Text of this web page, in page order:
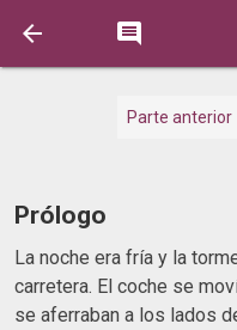
 
Parte anterior
Prólogo
La noche era fría y la
carretera. El coche se
se aferraban a los lados